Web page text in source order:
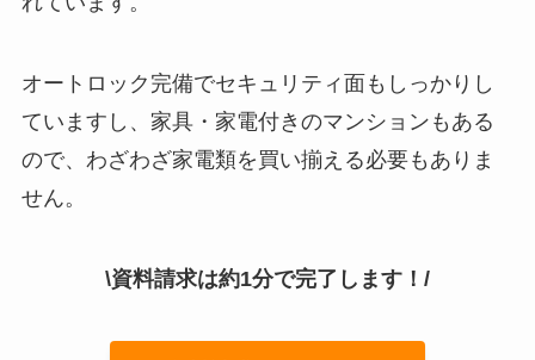
オートロック完備でセキュリティ面もしっかりし
ていますし、家具・家電付きのマンションもある
ので、わざわざ家電類を買い揃える必要もありま
せん。
\資料請求は約1分で完了します！/